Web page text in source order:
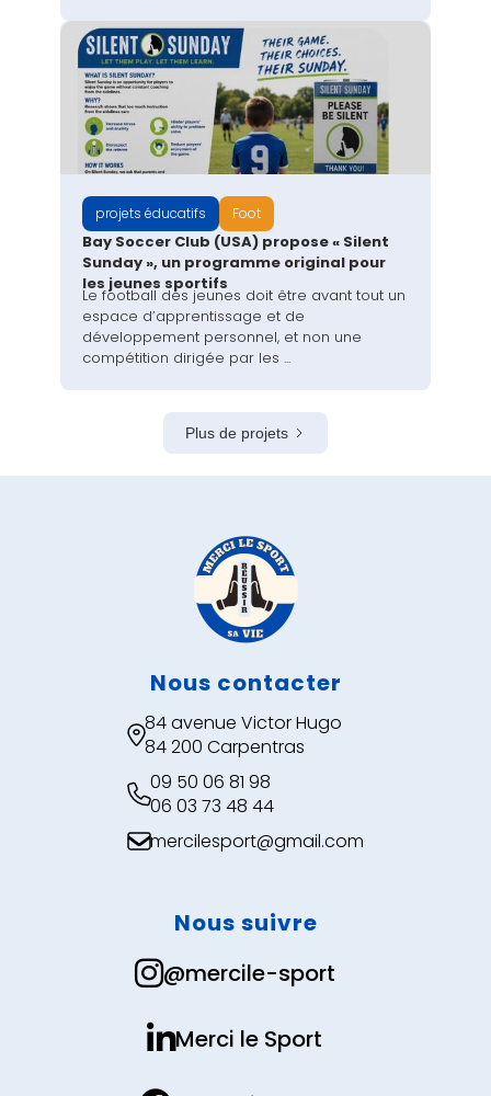
projets éducatifs Foot
Bay Soccer Club (USA) propose « Silent
Sunday », un programme original pour
les jeunes sportifs
Le football des jeunes doit être avant tout un
espace d’apprentissage et de
développement personnel, et non une
compétition dirigée par les ...
Plus de projets
Nous contacter
84 avenue Victor Hugo
84 200 Carpentras
09 50 06 81 98
06 03 73 48 44
mercilesport@gmail.com
Nous suivre
@mercile-sport
Merci le Sport